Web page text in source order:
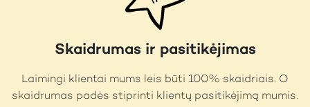
Skaidrumas ir pasitikėjimas
Laimingi klientai mums leis būti 100% skaidriais. O
skaidrumas padės stiprinti klientų pasitikėjimą mumis.